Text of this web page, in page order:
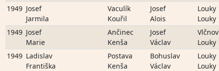
1949 Josef
Jarmila
Vaculík
Kouřil
Josef
Alois
Louky
Louky
1949 Josef
Marie
Ančinec
Kenša
Josef
Václav
Vlčnov
Louky
1949 Ladislav
Františka
Postava
Kenša
Bohuslav
Václav
Louky
Louky